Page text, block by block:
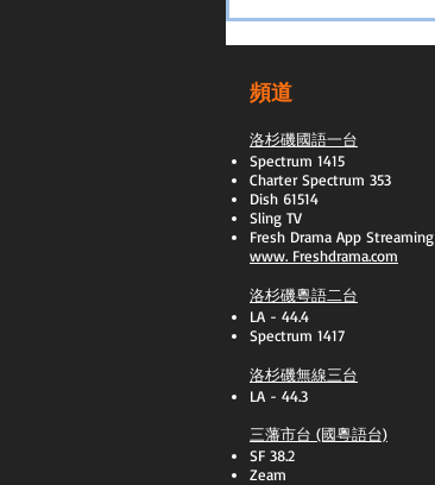
頻道
洛杉磯國語一台
Spectrum 1415
Charter Spectrum 353
Dish 61514
Sling TV
​Fresh Drama App Streaming
www. Freshdrama.com
洛杉磯粵語二台
LA - 44.4
Spectrum 1417
洛杉磯無線三台
LA - 44.3
三藩市台 (國粵語台)
SF 38.2
Zeam